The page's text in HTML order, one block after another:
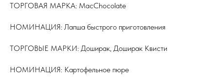
ТОРГОВАЯ МАРКА: MacChocolate
НОМИНАЦИЯ: Лапша быстрого приготовления
ТОРГОВЫЕ МАРКИ: Доширак, Доширак Квисти
НОМИНАЦИЯ: Картофельное пюре